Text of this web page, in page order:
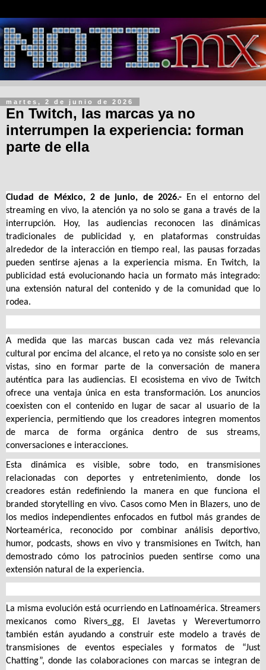
martes, 2 de junio de 2026
En Twitch, las marcas ya no
interrumpen la experiencia: forman
parte de ella
Ciudad de México, 2 de junio, de 2026.-
En el entorno del
streaming en vivo, la atención ya no solo se gana a través de la
interrupción. Hoy, las audiencias reconocen las dinámicas
tradicionales de publicidad y, en plataformas construidas
alrededor de la interacción en tiempo real, las pausas forzadas
pueden sentirse ajenas a la experiencia misma. En Twitch, la
publicidad está evolucionando hacia un formato más integrado:
una extensión natural del contenido y de la comunidad que lo
rodea.
A medida que las marcas buscan cada vez más relevancia
cultural por encima del alcance, el reto ya no consiste solo en ser
vistas, sino en formar parte de la conversación de manera
auténtica para las audiencias. El ecosistema en vivo de Twitch
ofrece una ventaja única en esta transformación. Los anuncios
coexisten con el contenido en lugar de sacar al usuario de la
experiencia, permitiendo que los creadores integren momentos
de marca de forma orgánica dentro de sus streams,
conversaciones e interacciones.
Esta dinámica es visible, sobre todo, en transmisiones
relacionadas con deportes y entretenimiento, donde los
creadores están redefiniendo la manera en que funciona el
branded storytelling en vivo. Casos como Men in Blazers, uno de
los medios independientes enfocados en futbol más grandes de
Norteamérica, reconocido por combinar análisis deportivo,
humor, podcasts, shows en vivo y transmisiones en Twitch, han
demostrado cómo los patrocinios pueden sentirse como una
extensión natural de la experiencia.
La misma evolución está ocurriendo en Latinoamérica. Streamers
mexicanos como
Rivers_gg, El JavetasyWerevertumorro
también están ayudando a construir este modelo a través de
transmisiones de eventos especiales y formatos de “Just
Chatting”, donde las colaboraciones con marcas se integran de